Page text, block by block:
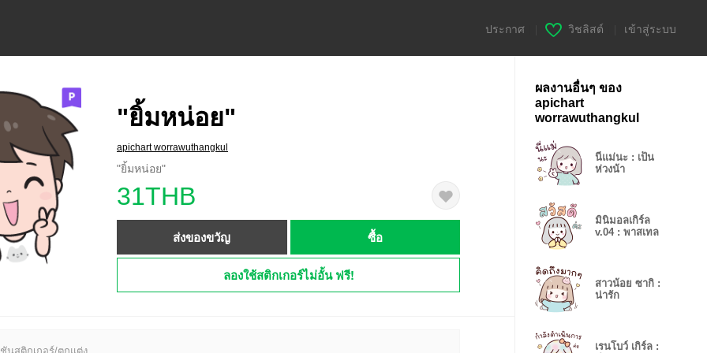
ประกาศ วิชลิสต์ เข้าสู่ระบบ
"ยิ้มหน่อย"
apichart worrawuthangkul
"ยิ้มหน่อย"
31THB
ส่งของขวัญ ซื้อ
ลองใช้สติกเกอร์ไม่อั้น ฟรี!
ผลงานอื่นๆ ของ
apichart
worrawuthangkul
นี่แม่นะ : เป็น
ห่วงน้า
มินิมอลเกิร์ล
v.04 : พาสเทล
สาวน้อย ซากิ :
น่ารัก
เรนโบว์ เกิร์ล :